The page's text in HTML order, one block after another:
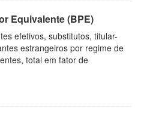
Equivalente (BPE)
efetivos, substitutos, titular-
estrangeiros por regime de
total em fator de